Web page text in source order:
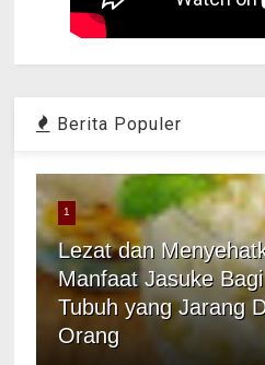
Berita Populer
1
Lezat dan
Manfaat Jasuke
Tubuh yang Jarang
Orang